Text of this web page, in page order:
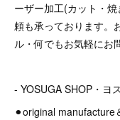
ーザー加工(カット・
頼も承っております。
ル・何でもお気軽にお
- YOSUGA SHOP・ヨ
⚫︎original manufacture